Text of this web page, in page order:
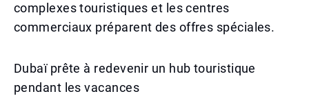
complexes touristiques et les centres
commerciaux préparent des offres spéciales.
Dubaï prête à redevenir un hub touristique
pendant les vacances